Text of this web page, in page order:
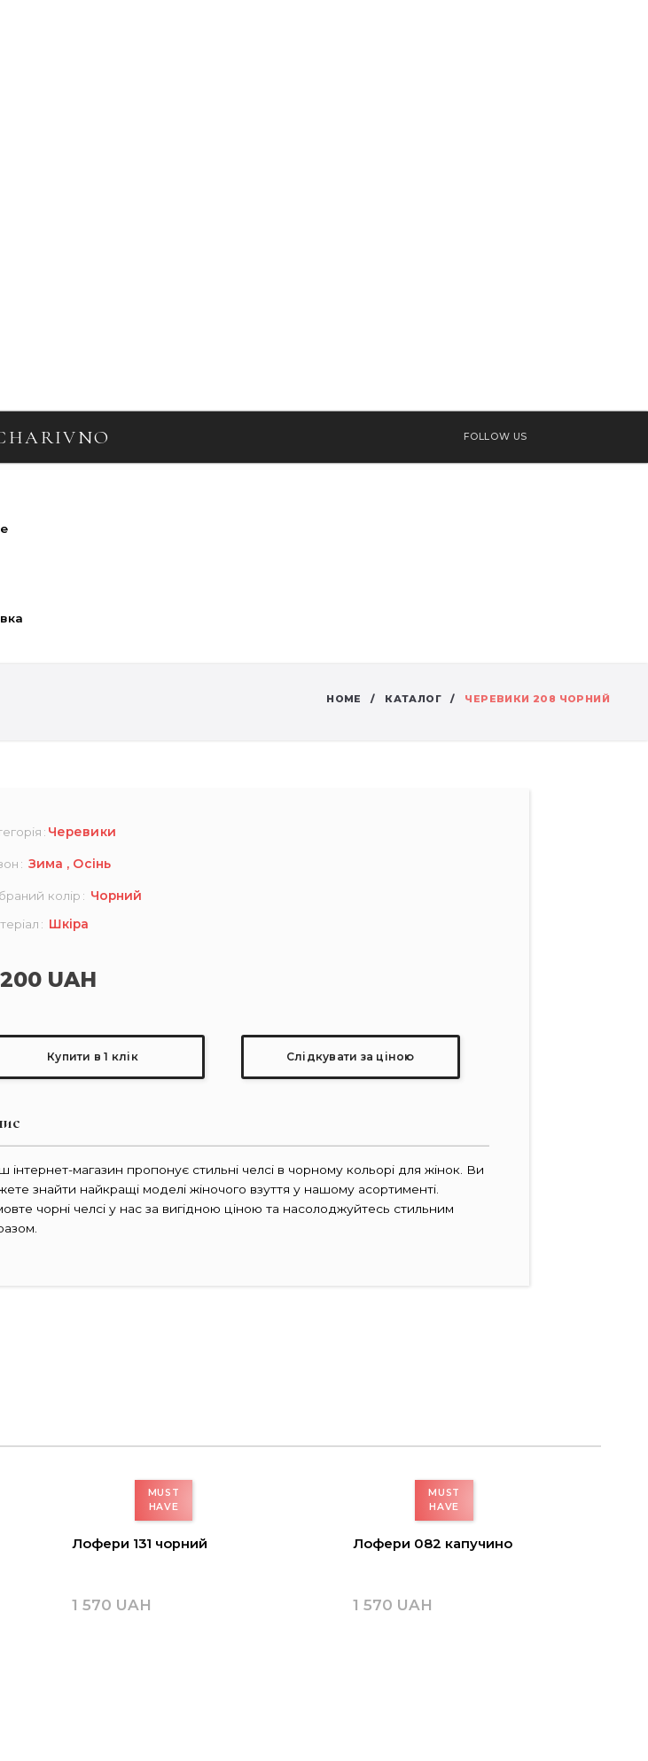
FOLLOW US
HOME КАТАЛОГ ЧЕРЕВИКИ 208 ЧОРНИЙ
Черевики
Зима Осінь
колір
Чорний
Шкіра
UAH
Купити в 1 клік Слідкувати за ціною
інтернет-магазин пропонує стильні челсі в чорному кольорі для жінок. Ви
знайти найкращі моделі жіночого взуття у нашому асортименті.
чорні челсі у нас за вигідною ціною та насолоджуйтесь стильним
Лофери 131 чорний
1 570 UAH
Лофери 082 капучино
1 570 UAH